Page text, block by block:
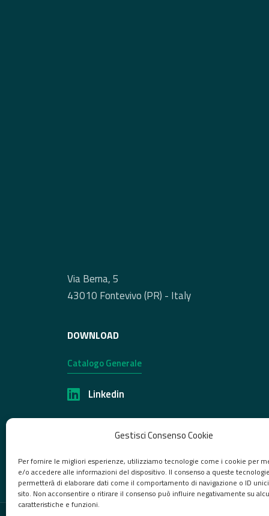
Gestisci Consenso Cookie
Per fornire le migliori esperienze, utilizziamo tecnologie come i cookie per
e/o accedere alle informazioni del dispositivo. Il consenso a queste
permetterà di elaborare dati come il comportamento di navigazione o ID
sito. Non acconsentire o ritirare il consenso può influire negativamente su
caratteristiche e funzioni.
Via Berna, 5
43010 Fontevivo (PR) - Italy
DOWNLOAD
Catalogo Generale
Linkedin